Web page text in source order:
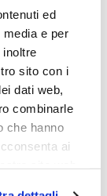
ed
e per
sito con i
dati web,
combinarle
che hanno
ai